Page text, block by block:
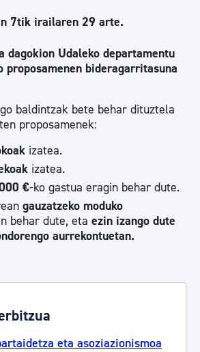
7tik irailaren 29 arte.
dagokion Udaleko departamentu
proposamenen bideragarritasuna
baldintzak bete behar dituztela
proposamenek:
izatea.
izatea.
€-ko gastua eragin behar dute.
gauzatzeko moduko
behar dute, eta ezin izango dute
aurrekontuetan.
eta asoziazionismoa